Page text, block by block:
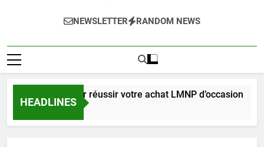
NEWSLETTER RANDOM NEWS
HEADLINES
complet pour réussir votre achat LMNP d’occasion
Ago